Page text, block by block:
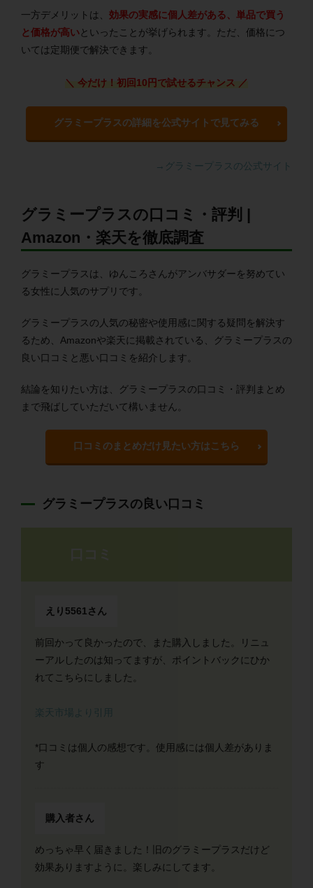
一方デメリットは、 効果の実感に個人差がある、単品で買う
と価格が高いといったことが挙げられます。ただ、価格につ
いては定期便で解決できます。
＼ 今だけ！初回10円で試せるチャンス ／
グラミープラスの詳細を公式サイトで見てみる
→グラミープラスの公式サイト
グラミープラスの口コミ・評判 |
Amazon・楽天を徹底調査
グラミープラスは、ゆんころさんがアンバサダーを努めてい
る女性に人気のサプリです。
グラミープラスの人気の秘密や使用感に関する疑問を解決す
るため、Amazonや楽天に掲載されている、グラミープラスの
良い口コミと悪い口コミを紹介します。
結論を知りたい方は、グラミープラスの口コミ・評判まとめ
まで飛ばしていただいて構いません。
口コミのまとめだけ見たい方はこちら
グラミープラスの良い口コミ
えり5561さん
前回かって良かったので、また購入しました。リニュ
ーアルしたのは知ってますが、ポイントバックにひか
れてこちらにしました。
楽天市場より引用
*口コミは個人の感想です。使用感には個人差がありま
す
購入者さん
めっちゃ早く届きました！旧のグラミープラスだけど
効果ありますように。楽しみにしてます。